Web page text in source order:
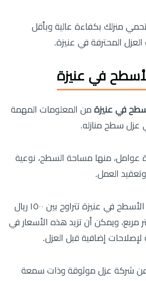
منزلك بكفاءة عالية وبأقل
المحترفة في عنيزة.
في عنيزة
في عنيزة من المعلومات المهمة
سطح منازله.
عوامل، منها مساحة السطح، نوعية
العمل.
متوسط ​​تكلفة عزل الأسطح في عنيزة تتراوح بين ١٥٠٠ ريال
لكل متر مربع، ويمكن أن تزيد هذه الأسعار في
إضافية قبل العزل.
عن شركة عزل موثوقة وذات سمعة